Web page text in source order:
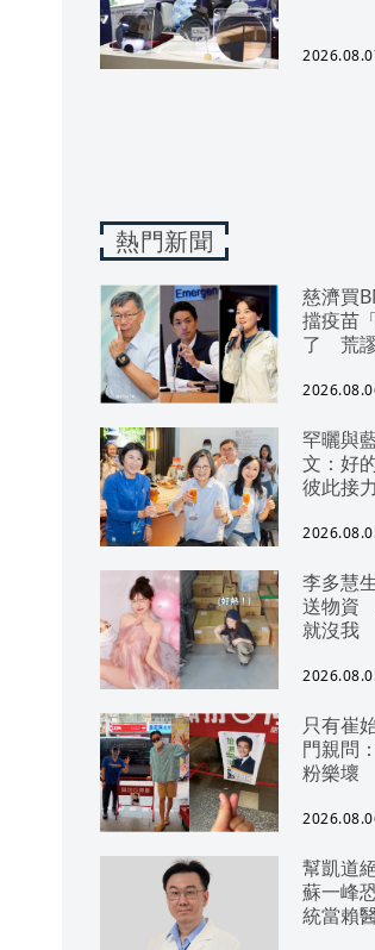
熱門新聞
慈濟買
擋疫苗
了 荒
罕曬與
文：好
彼此接力
李多慧
送物資
就沒我
只有崔
門親問
粉樂壞
幫凱道
蘇一峰
統當賴